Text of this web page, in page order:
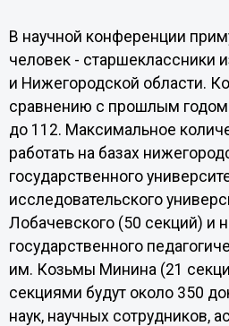
В научной конференции
человек - старшеклассники
и Нижегородской области.
сравнению с прошлым годом
до 112. Максимальное
работать на базах
государственного
исследовательского
Лобачевского (50 секций) и
государственного
им. Козьмы Минина (21
секциями будут около 350
наук, научных сотрудников,